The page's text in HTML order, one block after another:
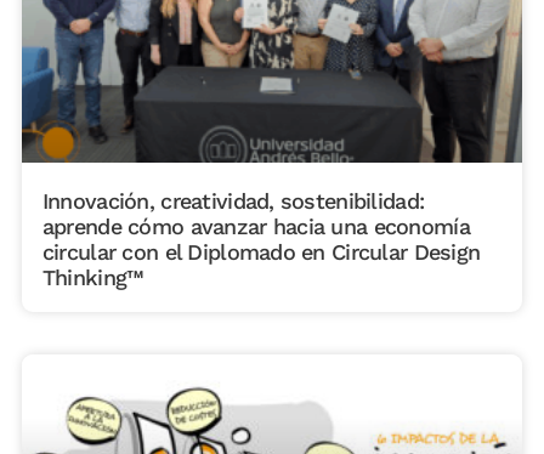
Innovación, creatividad, sostenibilidad:
aprende cómo avanzar hacia una economía
circular con el Diplomado en Circular Design
Thinking™